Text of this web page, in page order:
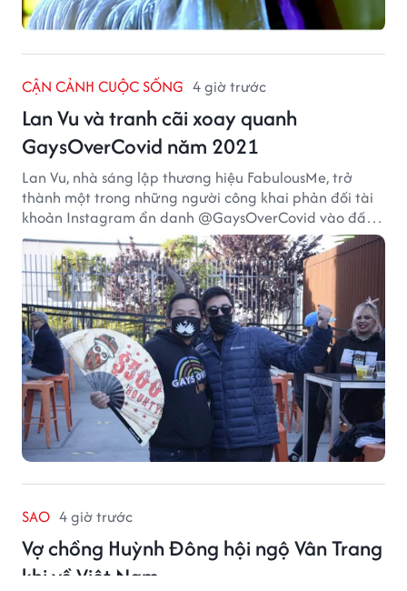
CẬN CẢNH CUỘC SỐNG 4 giờ trước
Lan Vu và tranh cãi xoay quanh
GaysOverCovid năm 2021
Lan Vu, nhà sáng lập thương hiệu FabulousMe, trở
thành một trong những người công khai phản đối tài
khoản Instagram ẩn danh @GaysOverCovid vào đầu
năm 2021, trong bối cảnh đại dịch COVID-19 vẫn diễn
biến nghiêm trọng.
SAO 4 giờ trước
Vợ chồng Huỳnh Đông hội ngộ Vân Trang
khi về Việt Nam